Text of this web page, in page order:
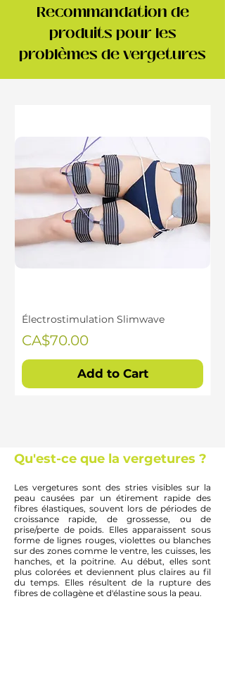
Recommandation de
produits pour les
problèmes de vergetures
Électrostimulation Slimwave
Price
CA$70.00
Add to Cart
Qu'est-ce que la vergetures ?
Les vergetures sont des stries visibles sur la
peau causées par un étirement rapide des
fibres élastiques, souvent lors de périodes de
croissance rapide, de grossesse, ou de
prise/perte de poids. Elles apparaissent sous
forme de lignes rouges, violettes ou blanches
sur des zones comme le ventre, les cuisses, les
hanches, et la poitrine. Au début, elles sont
plus colorées et deviennent plus claires au fil
du temps. Elles résultent de la rupture des
fibres de collagène et d'élastine sous la peau.